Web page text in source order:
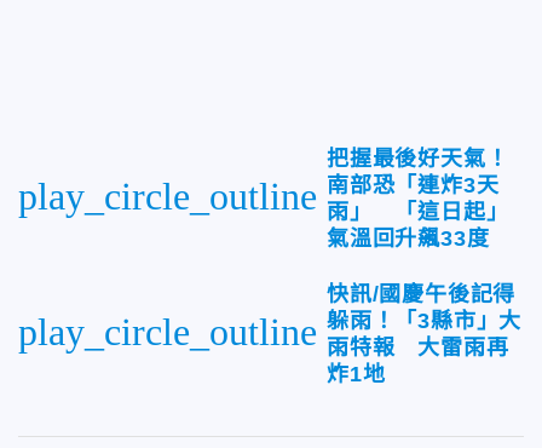
play_circle_outline
把握最後好天氣！
南部恐「連炸3天
雨」 「這日起」
氣溫回升飆33度
play_circle_outline
快訊/國慶午後記得
躲雨！「3縣市」大
雨特報 大雷雨再
炸1地